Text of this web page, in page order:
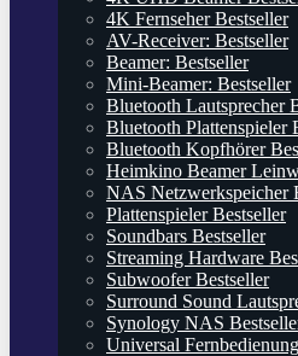
4K Fernseher Bestseller
AV-Receiver: Bestseller
Beamer: Bestseller
Mini-Beamer: Bestseller
Bluetooth Lautsprecher
Bluetooth Plattenspieler
Bluetooth Kopfhörer
Heimkino Beamer
NAS Netzwerkspeicher
Plattenspieler Bestseller
Soundbars Bestseller
Streaming Hardware
Subwoofer Bestseller
Surround Sound
Synology NAS
Universal